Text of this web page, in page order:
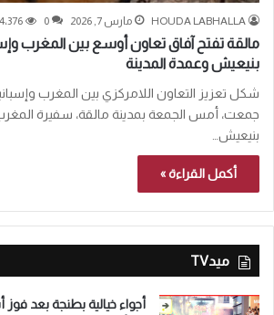
HOUDA LABHALLA مارس 7, 2026 0 4٬376
مالقة تفتح آفاق تعاون أوسع بين المغرب
بنيعيش وعمدة المدينة
شكل تعزيز التعاون اللامركزي بين المغرب
جمعت، أمس الجمعة بمدينة مالقة، سفيرة
بنيعيش…
أكمل القراءة »
ميدTV
أجواء خيالية بطنجة بعد